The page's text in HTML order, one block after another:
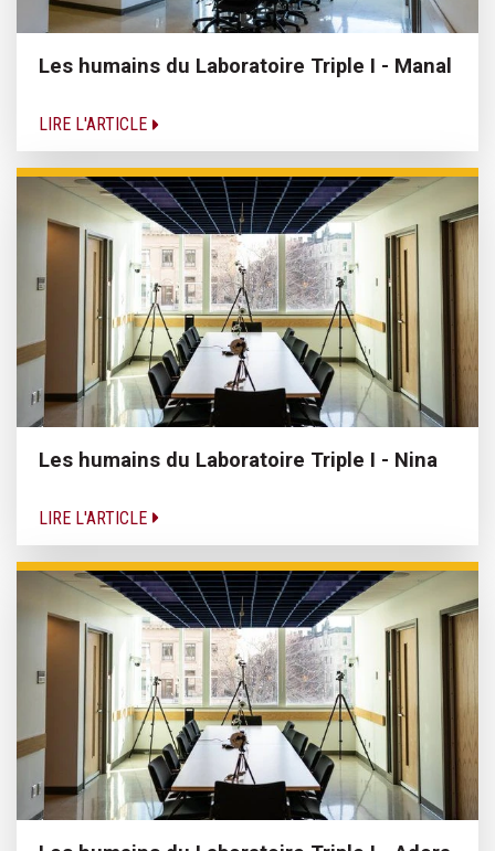
Les humains du Laboratoire Triple I - Manal
LIRE L'ARTICLE
Les humains du Laboratoire Triple I - Nina
LIRE L'ARTICLE